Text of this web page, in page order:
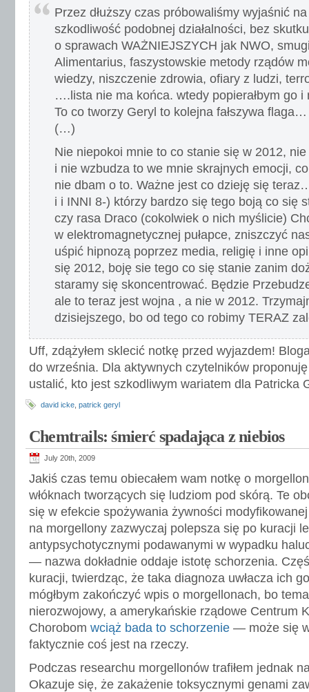
Przez dłuższy czas próbowaliśmy wyjaśnić
szkodliwość podobnej działalności, bez
o sprawach WAŻNIEJSZYCH jak NWO,
Alimentarius, faszystowskie metody rządów
wiedzy, niszczenie zdrowia, ofiary z ludzi,
….lista nie ma końca. wtedy popierałbym go i
To co tworzy Geryl to kolejna fałszywa
(…)
Nie niepokoi mnie to co stanie się w 2012,
i nie wzbudza to we mnie skrajnych emocji,
nie dbam o to. Ważne jest co dzieję się
i i INNI 8-) którzy bardzo się tego boją co się
czy rasa Draco (cokolwiek o nich myślicie)
w elektromagnetycznej pułapce, zniszczyć
uśpić hipnozą poprzez media, religię i inne
się 2012, boję sie tego co się stanie zanim
staramy się skoncentrować. Będzie
ale to teraz jest wojna , a nie w 2012.
dzisiejszego, bo od tego co robimy TERAZ
Uff, zdążyłem sklecić notkę przed wyjazdem!
do września. Dla aktywnych czytelników
ustalić, kto jest szkodliwym wariatem dla Patricka
david icke patrick geryl
Chemtrails: śmierć spadająca z niebios
July 20th, 2009
Jakiś czas temu obiecałem wam notkę o
włóknach tworzących się ludziom pod skórą. Te
się w efekcie spożywania żywności
na morgellony zazwyczaj polepsza się po kuracji
antypsychotycznymi podawanymi w wypadku
— nazwa dokładnie oddaje istotę schorzenia.
kuracji, twierdząc, że taka diagnoza uwłacza ich
mógłbym zakończyć wpis o morgellonach, bo
nierozwojowy, a amerykańskie rządowe Centrum
Chorobom wciąż bada to schorzenie — może się
faktycznie coś jest na rzeczy.
Podczas researchu morgellonów trafiłem jednak
Okazuje się, że zakażenie toksycznymi genami